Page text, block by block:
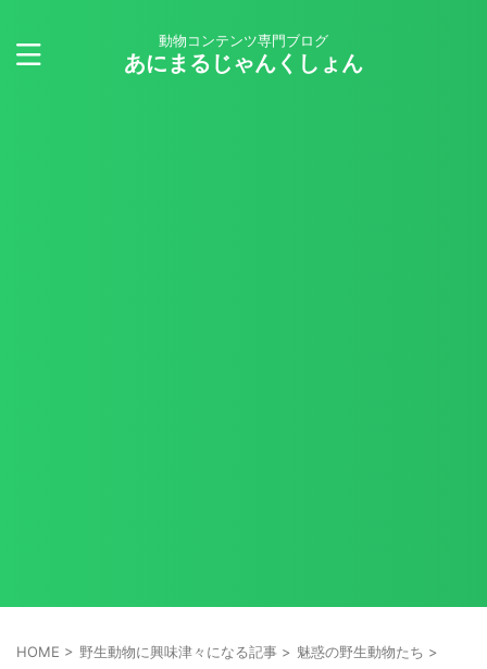
動物コンテンツ専門ブログ
あにまるじゃんくしょん
HOME > 野生動物に興味津々になる記事 > 魅惑の野生動物たち >